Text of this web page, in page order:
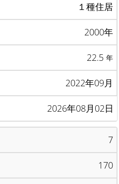
１種住居
2000年
22.5 年
2022年09月
2026年08月02日
7
170